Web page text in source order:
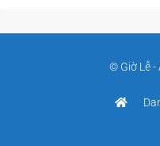
© Giờ Lễ -